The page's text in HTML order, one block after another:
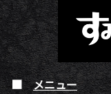
メニュー